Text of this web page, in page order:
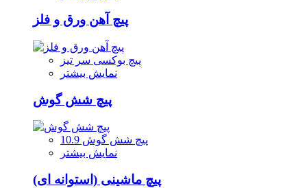
پیچ آهن ورق و فلز
پیچ بوکسی سر تیز
نمایش بیشتر
پیچ شش گوش
پیچ شش گوش 10.9
نمایش بیشتر
پیچ ماشینی (استوانه ای)